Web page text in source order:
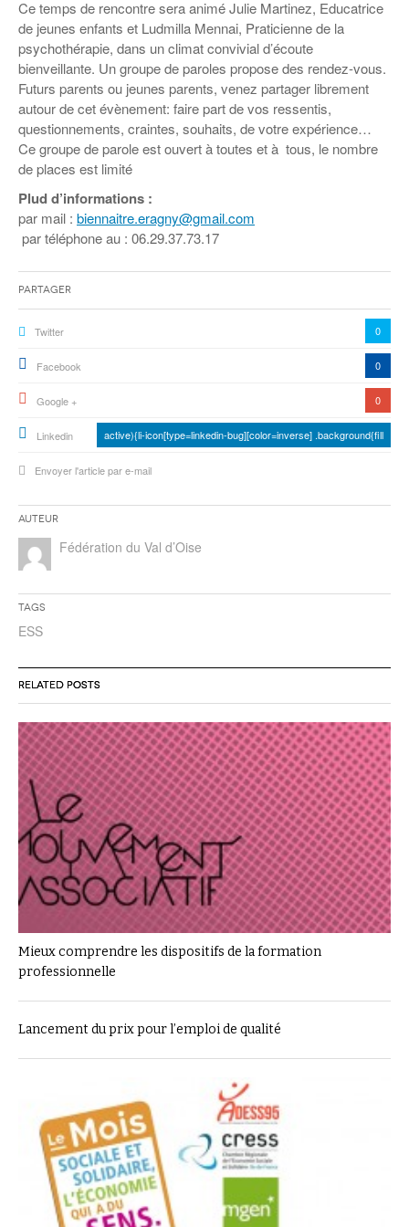
Malle pédagogique « Parcours d’exils
d’hier et d’aujourd’hui »
Espace bénévoles
Story play’r
La ligue 95 et Recyclivre
Lutte contre l’illettrisme
Education aux médias
Les veilleurs de l’info
Education verte
Formation Eco-délégué.es
Actualité Ecole
… Formations BAFD
Pour s’inscrire
Actualités loisirs
Ce temps de rencontre sera animé Julie Martinez, Educatrice
de jeunes enfants et Ludmilla Mennai, Praticienne de la
psychothérapie, dans un climat convivial d’écoute
bienveillante. Un groupe de paroles propose des rendez-vous.
Futurs parents ou jeunes parents, venez partager librement
autour de cet évènement: faire part de vos ressentis,
questionnements, craintes, souhaits, de votre expérience…
Ce groupe de parole est ouvert à toutes et à tous, le nombre
de places est limité
Plud d’informations :
par mail : biennaitre.eragny@gmail.com
par téléphone au : 06.29.37.73.17
Partager
Twitter 0
Facebook 0
Google + 0
Linkedin active){li-icon[type=linkedin-bug][color=inverse] .background{fill
Envoyer l'article par e-mail
Auteur
Fédération du Val d’Oise
Tags
ESS
RELATED POSTS
Mieux comprendre les dispositifs de la formation
professionnelle
Lancement du prix pour l’emploi de qualité